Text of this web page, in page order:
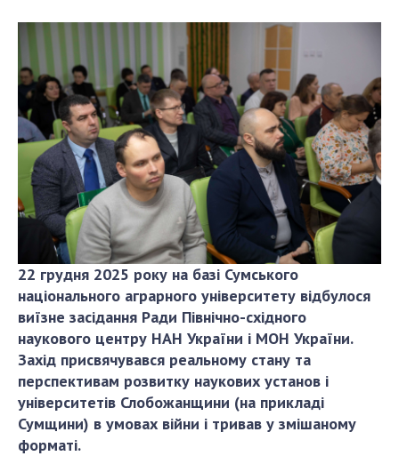
СТРУКТУРА
Президія НАН України
Апарат Президії
Секція фізико-технічних і математичних
наук
Секція хімічних і біологічних наук
Секція суспільних і гуманітарних наук
Установи при Президії
Ради, комітети та комісії
Наукові центри МОН та НАН України
Громадські організації
ДІЯЛЬНІСТЬ
22 грудня 2025 року на базі Сумського
національного аграрного університету відбулося
виїзне засідання Ради Північно-східного
наукового центру НАН України і МОН України.
Захід присвячувався реальному стану та
перспективам розвитку наукових установ і
університетів Слобожанщини (на прикладі
Сумщини) в умовах війни і тривав у змішаному
форматі.